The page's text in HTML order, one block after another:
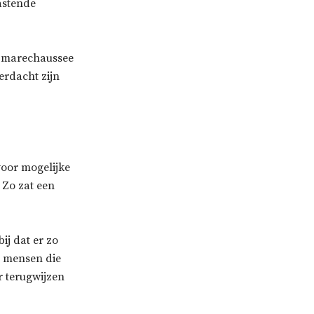
zijn
mogelijke
zat een
dat er zo
die
terugwijzen